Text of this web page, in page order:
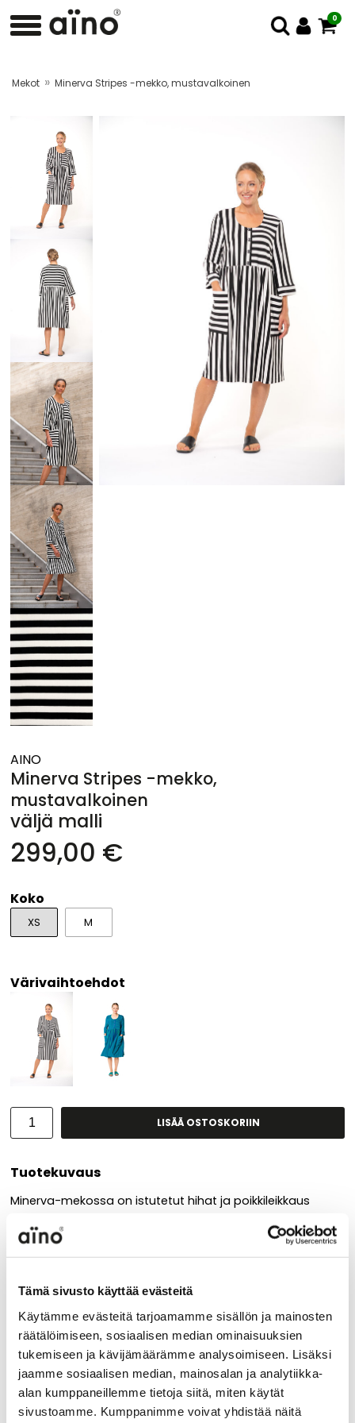
Tämä sivusto käyttää evästeitä
Käytämme evästeitä tarjoamamme sisällön ja mainosten
räätälöimiseen, sosiaalisen median ominaisuuksien
tukemiseen ja kävijämäärämme analysoimiseen. Lisäksi
jaamme sosiaalisen median, mainosalan ja analytiikka-
alan kumppaneillemme tietoja siitä, miten käytät
sivustoamme. Kumppanimme voivat yhdistää näitä
0
Mekot » Minerva Stripes -mekko, mustavalkoinen
AINO
Minerva Stripes -mekko,
mustavalkoinen
väljä malli
299,00 €
Koko
XS M
Värivaihtoehdot
LISÄÄ OSTOSKORIIN
Tuotekuvaus
Minerva-mekossa on istutetut hihat ja poikkileikkaus
paikkataskut. Materiaali on miellyttävän pehmeää ja
laskeutuvaa viskoositrikoota.
Stripes on AINOn klassinen kesäraitakuosi, joka tuo
raikkaan ilmeen vaatteisiin.
Materiaali
90% viskoosi 10%
elastaani